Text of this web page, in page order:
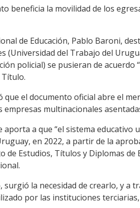
beneficia la movilidad de los
de Educación, Pablo Baroni,
(Universidad del Trabajo del
policial) se pusieran de acuerdo
que el documento oficial abre el
empresas multinacionales
aporta a que “el sistema
en 2022, a partir de la
de Estudios, Títulos y Diplomas
surgió la necesidad de crearlo, y a
por las instituciones